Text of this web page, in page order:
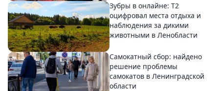
Зубры в онлайне: Т2
оцифровал места отдыха и
наблюдения за дикими
животными в Ленобласти
Самокатный сбор: найдено
решение проблемы
самокатов в Ленинградской
области